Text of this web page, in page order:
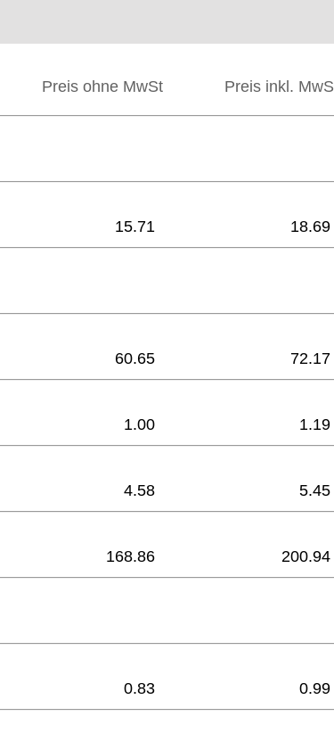
Preis ohne MwSt Preis inkl.
15.71 18.69
60.65 72.17
1.00 1.19
4.58 5.45
168.86 200.94
0.83 0.99